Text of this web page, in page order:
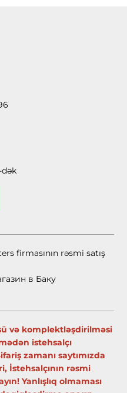
dək
firmasının rəsmi satış
в Баку
və komplektləşdirilməsi
istehsalçı
zamanı saytımızda
İstehsalçının rəsmi
Yanlışlıq olmaması